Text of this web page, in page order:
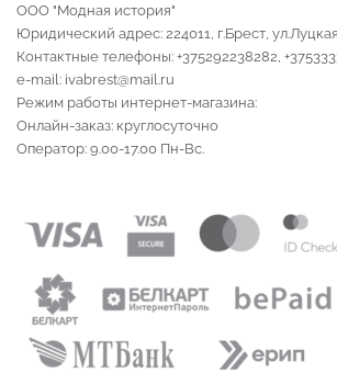
ООО "Модная история"
Юридический адрес: 224011, г.Брест,
Контактные телефоны: +375292238282,
e-mail: ivabrest@mail.ru
Режим работы интернет-магазина:
Онлайн-заказ: круглосуточно
Оператор: 9.00-17.00 Пн-Вс.